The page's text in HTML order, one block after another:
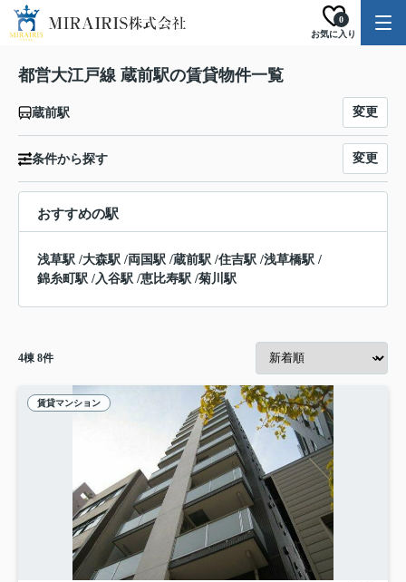
お気に入り
0
都営大江戸線 蔵前駅の賃貸物件一覧
蔵前駅 変更
条件から探す 変更
おすすめの駅
浅草駅 /大森駅 /両国駅 /蔵前駅 /住吉駅 /浅草橋駅 /
錦糸町駅 /入谷駅 /恵比寿駅 /菊川駅
4棟 8件
賃貸マンション